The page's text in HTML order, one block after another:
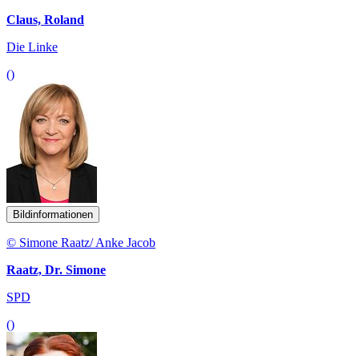
Claus, Roland
Die Linke
()
Bildinformationen
© Simone Raatz/ Anke Jacob
Raatz, Dr. Simone
SPD
()